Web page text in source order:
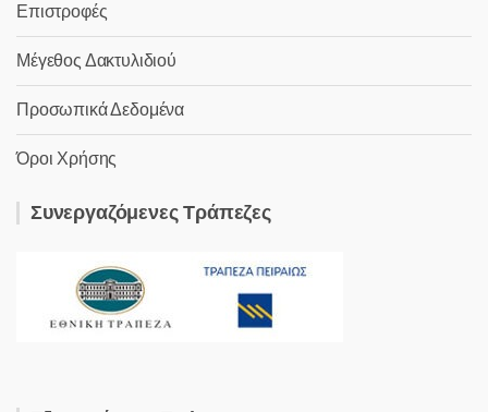
Επιστροφές
Μέγεθος Δακτυλιδιού
Προσωπικά Δεδομένα
Όροι Χρήσης
Συνεργαζόμενες Τράπεζες